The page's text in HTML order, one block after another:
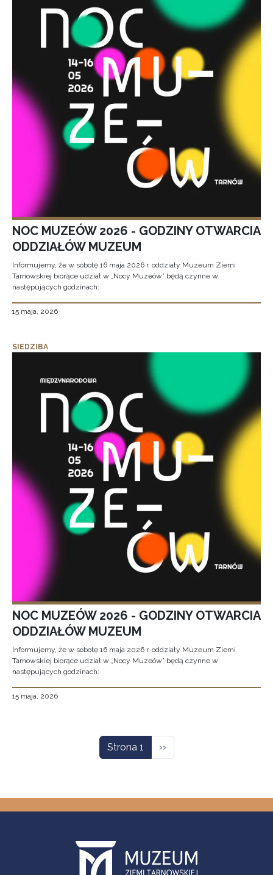
NOC MUZEÓW 2026 - GODZINY OTWARCIA
ODDZIAŁÓW MUZEUM
Informujemy, że w sobotę 16 maja 2026 r. oddziały Muzeum Ziemi
Tarnowskiej biorące udział w „Nocy Muzeów” będą czynne w
następujących godzinach:
15 maja, 2026
SIEDZIBA
NOC MUZEÓW 2026 - GODZINY OTWARCIA
ODDZIAŁÓW MUZEUM
Informujemy, że w sobotę 16 maja 2026 r. oddziały Muzeum Ziemi
Tarnowskiej biorące udział w „Nocy Muzeów” będą czynne w
następujących godzinach:
15 maja, 2026
Strona 1 Następna strona
››